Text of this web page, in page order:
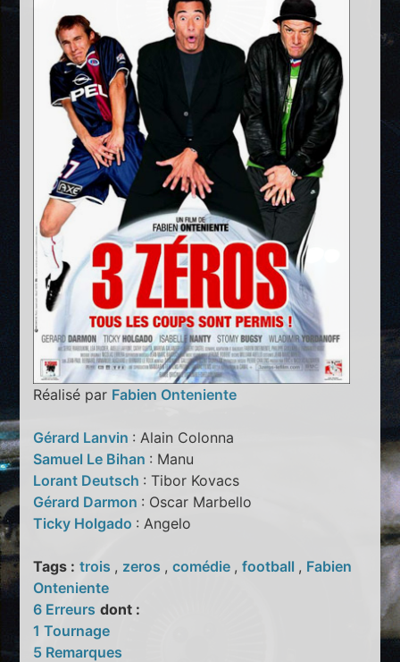
Réalisé par Fabien Onteniente
Gérard Lanvin : Alain Colonna
Samuel Le Bihan : Manu
Lorant Deutsch : Tibor Kovacs
Gérard Darmon : Oscar Marbello
Ticky Holgado : Angelo
Tags : trois , zeros ,comédie ,football , Fabien
Onteniente
6 Erreurs dont :
1 Tournage
5 Remarques